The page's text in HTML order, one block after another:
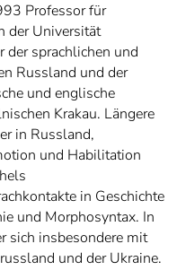
Professor für
der Universität
der sprachlichen und
Russland und der
und englische
Krakau. Längere
in Russland,
und Habilitation
in Geschichte
und Morphosyntax. In
sich insbesondere mit
und der Ukraine.